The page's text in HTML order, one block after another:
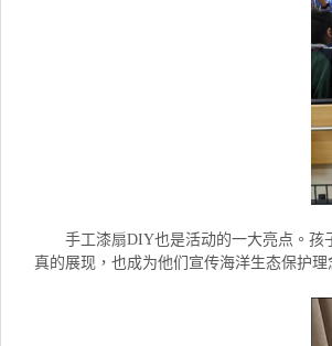
手工漆扇DIY也是活动的一大亮点。孩
真的展现，也成为他们宣传海洋生态保护理